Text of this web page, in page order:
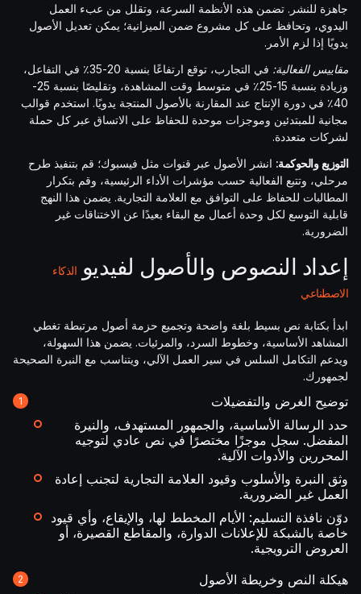
جاهزة للنشر. تضمن هذه الأنظمة السرعة، وتقلل من عبء العمل
اليدوي، وتحافظ على كل مشروع ضمن الميزانية؛ يمكن تعديل الأصول
يدويًا إذا لزم الأمر.
مقاييس الفعالية:
في التجارب، توقع ارتفاعًا بنسبة 20-35٪ في التفاعل،
وزيادة بنسبة 15-25٪ في متوسط وقت المشاهدة، وتقليصًا بنسبة 25-
40٪ في دورة الإنتاج عند المقارنة بالأصول المنتجة يدويًا. استخدم قوالب
مجانية للمبتدئين وموجزات موحدة للحفاظ على الاتساق عبر كل حملة
لشركات متعددة.
التوزيع والحوكمة: انشر الأصول عبر قنوات مثل فيسبوك؛ قم بتنفيذ طرح
مرحلي، وتتبع الفعالية حسب مؤشرات الأداء الرئيسية، وقم بتكرار
المطالبات للحفاظ على التوافق مع العلامة التجارية. يضمن هذا النهج
قابلية التوسع لكل وحدة أعمال مع البقاء بعيدًا عن الاختناقات غير
الضرورية.
إعداد النصوص والأصول لفيديو الذكاء
الاصطناعي
ابدأ بكتابة نص بسيط بلغة واضحة وتجميع حزمة أصول مرتبطة تغطي
المشاهد الأساسية، وخطوط السرد، والمرئيات. يضمن هذا السهولة،
ويدعم التكامل السلس في سير العمل الآلي، ويتناسب مع النبرة الصحيحة
لجمهورك.
توضيح الغرض والتفضيلات
حدد الرسالة الأساسية، والجمهور المستهدف، والنيرة
المفضل. سجل موجزًا مختصرًا في نص عادي لتوجيه
المحررين والأدوات الآلية.
وثق النبرة والأسلوب وقيود العلامة التجارية لتجنب إعادة
العمل غير الضرورية.
دوّن نافذة التسليم: الأيام المخطط لها، والإيقاع، وأي قيود
خاصة بالشبكة للإعلانات الدوارة، والمقاطع القصيرة، أو
العروض الترويجية.
هيكلة النص وخريطة الأصول